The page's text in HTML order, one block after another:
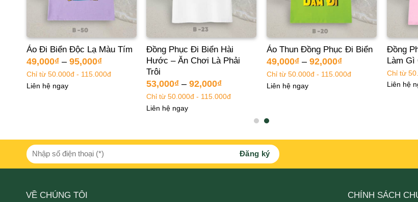
Đồng
Làm Gì
Chỉ từ
Liên hệ
Áo Thun Đồng Phục Đi Biển
49,000₫ –92,000₫
Chỉ từ 50.000đ - 115.000đ
Liên hệ ngay
Đồng Phục Đi Biển Hài
Hước – Ăn Chơi Là Phải
Trôi
53,000₫ –92,000₫
Chỉ từ 50.000đ - 115.000đ
Liên hệ ngay
Áo Đi Biển Độc Lạ Màu Tím
49,000₫– 95,000₫
Chỉ từ 50.000đ - 115.000đ
Liên hệ ngay
VỀ CHÚNG TÔI CHÍNH SÁCH